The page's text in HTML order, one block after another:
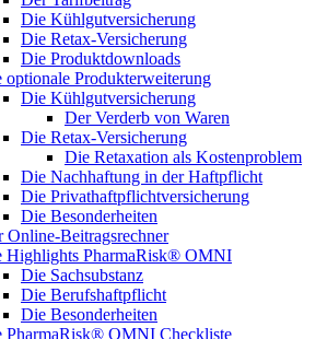
Die Kühlgutversicherung
Die Retax-Versicherung
Die Produktdownloads
optionale Produkterweiterung
Die Kühlgutversicherung
Der Verderb von Waren
Die Retax-Versicherung
Die Retaxation als Kostenproblem
Die Nachhaftung in der Haftpflicht
Die Privathaftpflichtversicherung
Die Besonderheiten
Online-Beitragsrechner
Highlights PharmaRisk® OMNI
Die Sachsubstanz
Die Berufshaftpflicht
Die Besonderheiten
PharmaRisk® OMNI Checkliste